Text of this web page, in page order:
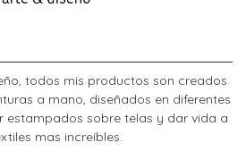
todos mis productos son creados
a mano, diseñados en diferentes
estampados sobre telas y dar vida a
mas increíbles.